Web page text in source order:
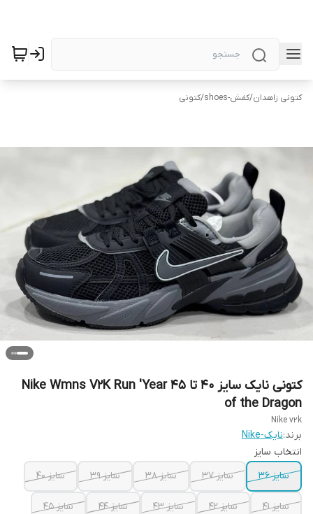
کتونی زاهدان/کفش-shoes /کتونی
کتونی نایک سایز ۴۰ تا ۴۵ Nike Wmns V2K Run 'Year
of the Dragon
Nike v2k
برند:نایک-Nike
انتخاب سایز
سایز ۳۶
سایز ۳۷ سایز ۳۸ سایز ۳۹ سایز ۴۰
سایز ۴۱ سایز ۴۲ سایز ۴۳ سایز ۴۴ سایز ۴۵